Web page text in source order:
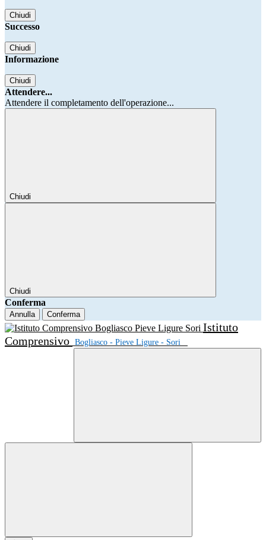
Chiudi
Successo
Chiudi
Informazione
Chiudi
Attendere...
Attendere il completamento dell'operazione...
Chiudi
Chiudi
Conferma
Annulla Conferma
Istituto
Comprensivo Bogliasco - Pieve Ligure - Sori